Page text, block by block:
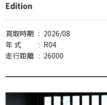
Edition
買取時期 : 2026/08
年 式
: R04
走行距離 : 26000